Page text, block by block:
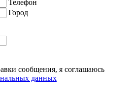
Телефон
Город
сообщения, я соглашаюсь
данных